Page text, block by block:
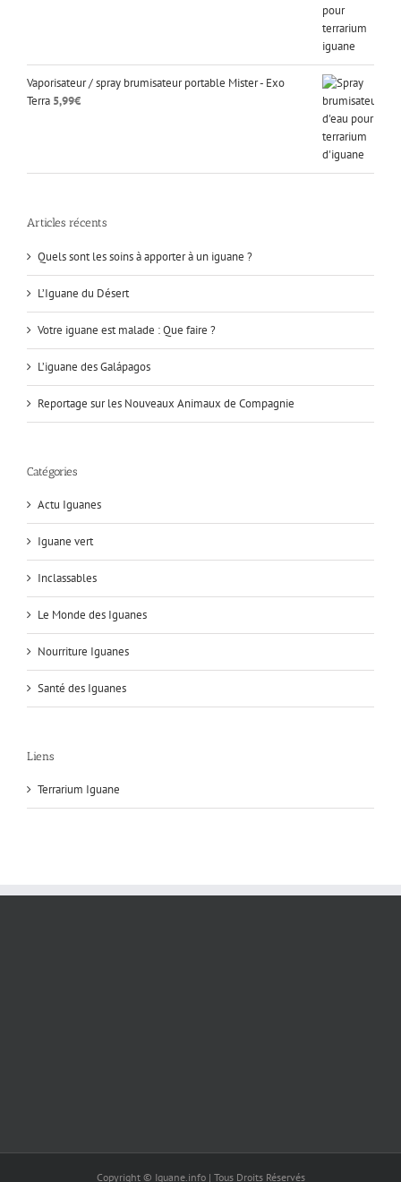
Vaporisateur / spray brumisateur portable Mister - Exo
Terra 5,99€
Articles récents
Quels sont les soins à apporter à un iguane ?
L’Iguane du Désert
Votre iguane est malade : Que faire ?
L’iguane des Galápagos
Reportage sur les Nouveaux Animaux de Compagnie
Catégories
Actu Iguanes
Iguane vert
Inclassables
Le Monde des Iguanes
Nourriture Iguanes
Santé des Iguanes
Liens
Terrarium Iguane
Copyright © Iguane.info | Tous Droits Réservés